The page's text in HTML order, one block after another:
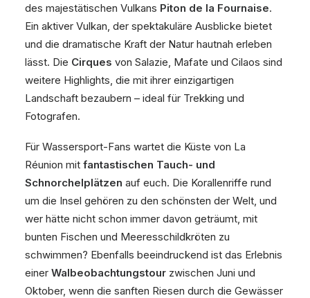
des majestätischen Vulkans Piton de la Fournaise.
Ein aktiver Vulkan, der spektakuläre Ausblicke bietet
und die dramatische Kraft der Natur hautnah erleben
lässt. Die Cirques von Salazie, Mafate und Cilaos sind
weitere Highlights, die mit ihrer einzigartigen
Landschaft bezaubern – ideal für Trekking und
Fotografen.
Für Wassersport-Fans wartet die Küste von La
Réunion mit fantastischen Tauch- und
Schnorchelplätzen auf euch. Die Korallenriffe rund
um die Insel gehören zu den schönsten der Welt, und
wer hätte nicht schon immer davon geträumt, mit
bunten Fischen und Meeresschildkröten zu
schwimmen? Ebenfalls beeindruckend ist das Erlebnis
einer Walbeobachtungstour zwischen Juni und
Oktober, wenn die sanften Riesen durch die Gewässer